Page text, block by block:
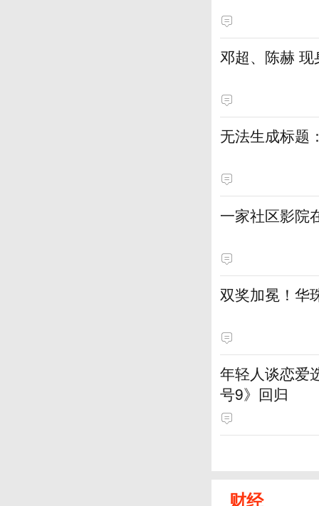
邓超、陈赫 现
无法生成标题
一家社区影院
双奖加冕！华
年轻人谈恋爱
号9》回归
财经